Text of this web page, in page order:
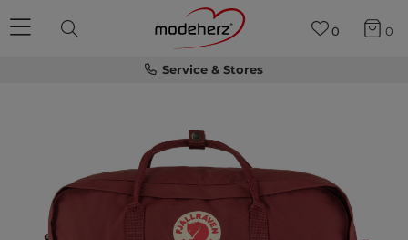
Service & Stores
0 0